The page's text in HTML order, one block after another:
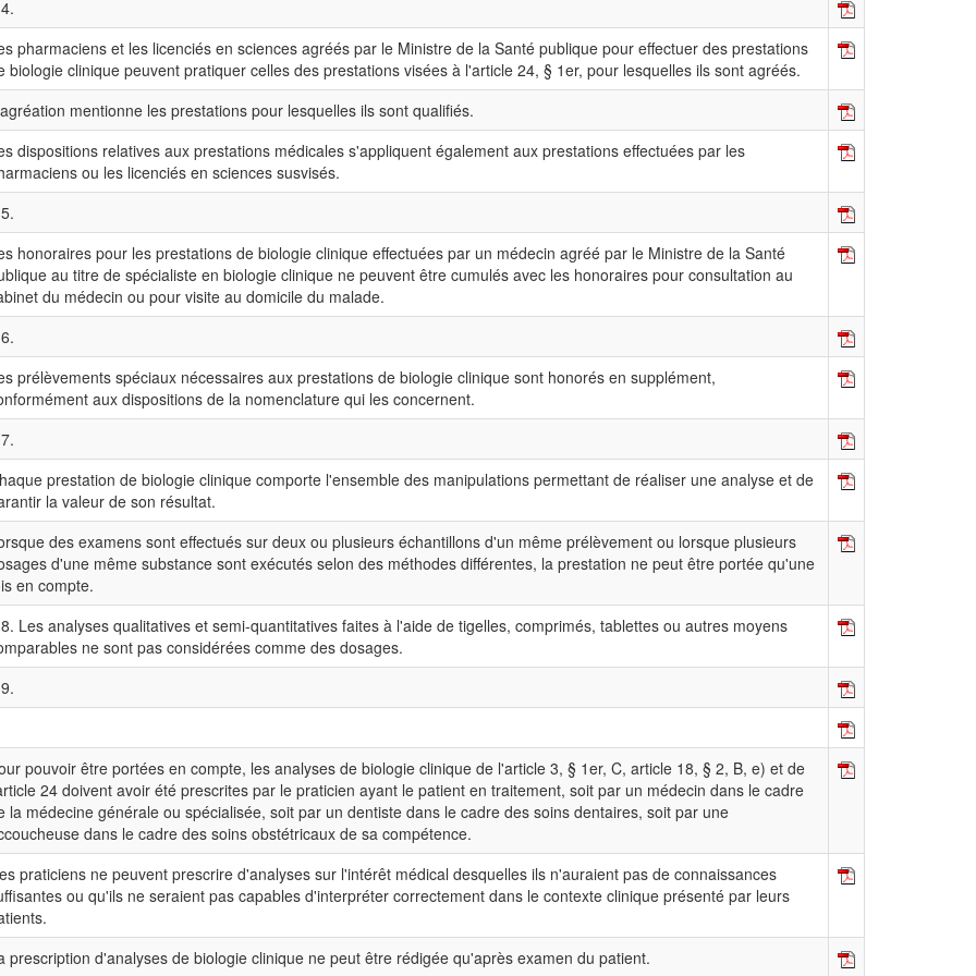
pharmaciens et les licenciés en sciences agréés par le Ministre de la Santé publique pour effectuer des prestations
biologie clinique peuvent pratiquer celles des prestations visées à l'article 24, § 1er, pour lesquelles ils sont agréés.
mentionne les prestations pour lesquelles ils sont qualifiés.
dispositions relatives aux prestations médicales s'appliquent également aux prestations effectuées par les
ou les licenciés en sciences susvisés.
honoraires pour les prestations de biologie clinique effectuées par un médecin agréé par le Ministre de la Santé
au titre de spécialiste en biologie clinique ne peuvent être cumulés avec les honoraires pour consultation au
du médecin ou pour visite au domicile du malade.
prélèvements spéciaux nécessaires aux prestations de biologie clinique sont honorés en supplément,
aux dispositions de la nomenclature qui les concernent.
prestation de biologie clinique comporte l'ensemble des manipulations permettant de réaliser une analyse et de
la valeur de son résultat.
des examens sont effectués sur deux ou plusieurs échantillons d'un même prélèvement ou lorsque plusieurs
d'une même substance sont exécutés selon des méthodes différentes, la prestation ne peut être portée qu'une
en compte.
Les analyses qualitatives et semi-quantitatives faites à l'aide de tigelles, comprimés, tablettes ou autres moyens
ne sont pas considérées comme des dosages.
pouvoir être portées en compte, les analyses de biologie clinique de l'article 3, § 1er, C, article 18, § 2, B, e) et de
24 doivent avoir été prescrites par le praticien ayant le patient en traitement, soit par un médecin dans le cadre
la médecine générale ou spécialisée, soit par un dentiste dans le cadre des soins dentaires, soit par une
dans le cadre des soins obstétricaux de sa compétence.
praticiens ne peuvent prescrire d'analyses sur l'intérêt médical desquelles ils n'auraient pas de connaissances
ou qu'ils ne seraient pas capables d'interpréter correctement dans le contexte clinique présenté par leurs
prescription d'analyses de biologie clinique ne peut être rédigée qu'après examen du patient.